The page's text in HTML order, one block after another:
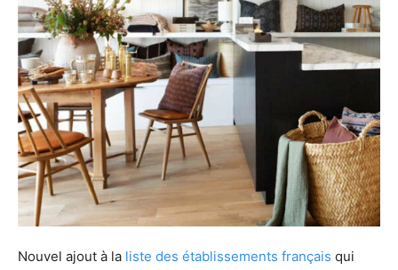
Nouvel ajout à la liste des établissements français qui